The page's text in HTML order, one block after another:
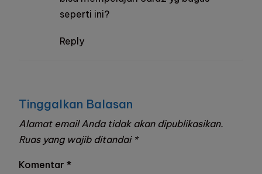
seperti ini?
Reply
Tinggalkan Balasan
Alamat email Anda tidak akan dipublikasikan.
Ruas yang wajib ditandai *
Komentar *